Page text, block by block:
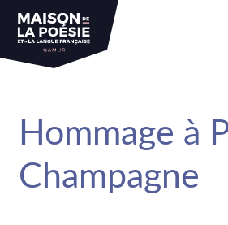
Hommage à
Champagne